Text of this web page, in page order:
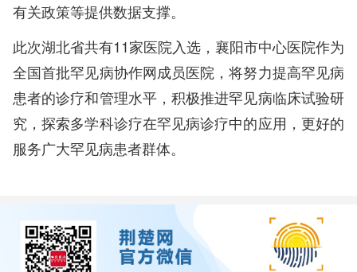
有关政策等提供数据支撑。
此次湖北省共有11家医院入选，襄阳市中心医院作为
全国首批罕见病协作网成员医院，将努力提高罕见病
患者的诊疗和管理水平，积极推进罕见病临床试验研
究，探索多学科诊疗在罕见病诊疗中的应用，更好的
服务广大罕见病患者群体。